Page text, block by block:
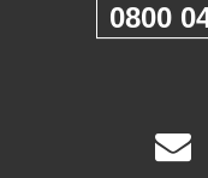
0800